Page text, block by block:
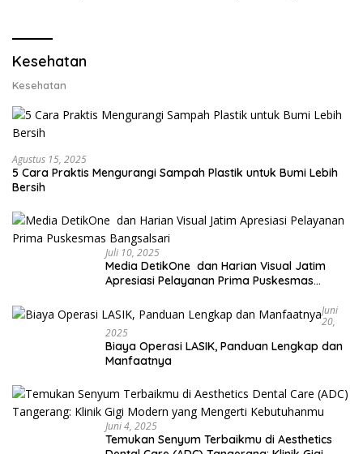
Kesehatan
Kesehatan
Agustus 15, 2025
5 Cara Praktis Mengurangi Sampah Plastik untuk Bumi Lebih
Bersih
Juli 10, 2025
Media DetikOne dan Harian Visual Jatim
Apresiasi Pelayanan Prima Puskesmas
Juni
20,
2025
Biaya Operasi LASIK, Panduan Lengkap dan
Manfaatnya
Juni 4, 2025
Temukan Senyum Terbaikmu di Aesthetics